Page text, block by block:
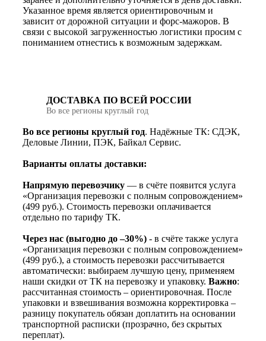
Указанное время является ориентировочным и
зависит от дорожной ситуации и форс-мажоров. В
связи с высокой загруженностью логистики просим с
пониманием отнестись к возможным задержкам.
ДОСТАВКА ПО ВСЕЙ РОССИИ
Во все регионы круглый год
Во все регионы круглый год. Надёжные ТК: СДЭК,
Деловые Линии, ПЭК, Байкал Сервис.
Варианты оплаты доставки:
Напрямую перевозчику — в счёте появится услуга
«Организация перевозки с полным сопровождением»
(499 руб.). Стоимость перевозки оплачивается
отдельно по тарифу ТК.
Через нас (выгодно до –30%) - в счёте также услуга
«Организация перевозки с полным сопровождением»
(499 руб.), а стоимость перевозки рассчитывается
автоматически: выбираем лучшую цену, применяем
наши скидки от ТК на перевозку и упаковку. Важно:
рассчитанная стоимость – ориентировочная. После
упаковки и взвешивания возможна корректировка –
разницу покупатель обязан доплатить на основании
транспортной расписки (прозрачно, без скрытых
переплат).